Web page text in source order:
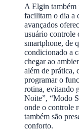
A Elgin também
facilitam o dia a
avançados
usuário controle
smartphone, de
condicionado a
chegar ao
além de prática,
programar o
rotina, evitando
Noite”, “Modo
onde o controle
também são
conforto.